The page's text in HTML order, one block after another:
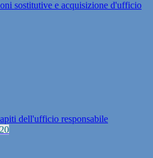
sostitutive e acquisizione d'ufficio
dell'ufficio responsabile